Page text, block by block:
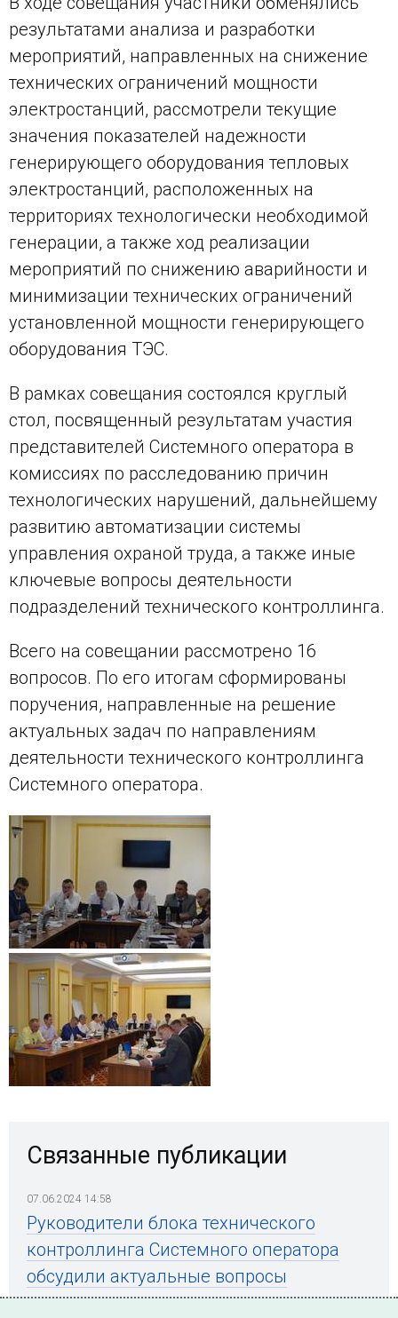
результатами анализа и разработки
мероприятий, направленных на снижение
технических ограничений мощности
электростанций, рассмотрели текущие
значения показателей надежности
генерирующего оборудования тепловых
электростанций, расположенных на
территориях технологически необходимой
генерации, а также ход реализации
мероприятий по снижению аварийности и
минимизации технических ограничений
установленной мощности генерирующего
оборудования ТЭС.
В рамках совещания состоялся круглый
стол, посвященный результатам участия
представителей Системного оператора в
комиссиях по расследованию причин
технологических нарушений, дальнейшему
развитию автоматизации системы
управления охраной труда, а также иные
ключевые вопросы деятельности
подразделений технического контроллинга.
Всего на совещании рассмотрено 16
вопросов. По его итогам сформированы
поручения, направленные на решение
актуальных задач по направлениям
деятельности технического контроллинга
Системного оператора.
Связанные публикации
07.06.2024 14:58
Руководители блока технического
контроллинга Системного оператора
обсудили актуальные вопросы
деятельности